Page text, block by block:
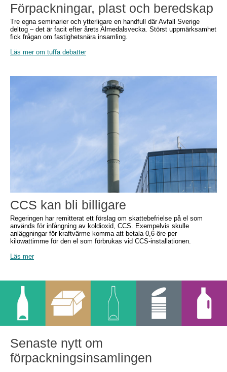
Förpackningar, plast och beredskap
Tre egna seminarier och ytterligare en handfull där Avfall Sverige
deltog – det är facit efter årets Almedalsvecka. Störst uppmärksamhet
fick frågan om fastighetsnära insamling.
Läs mer om tuffa debatter
CCS kan bli billigare
Regeringen har remitterat ett förslag om skattebefrielse på el som
används för infångning av koldioxid, CCS. Exempelvis skulle
anläggningar för kraftvärme komma att betala 0,6 öre per
kilowattimme för den el som förbrukas vid CCS-installationen.
Läs mer
Senaste nytt om
förpackningsinsamlingen